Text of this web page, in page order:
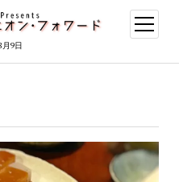
月9日
open
menu